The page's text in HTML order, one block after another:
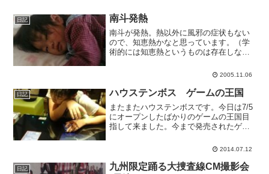
日記 南斗発熱
南斗が発熱。熱以外に風邪の症状もない
ので、知恵熱かなと思っています。（学
術的には知恵熱というものは存在しない
います。こんな日にはだいたい妻が南斗
なのですが、南斗は昨日か...
2005.11.06
日記 ハウステンボス ゲームの王国
またまたハウステンボスです。今日は7/5
にオープンしたばかりのゲームの王国目
指して来ました。今まで発売されたゲー
ドゲームが無料でプレイ出来たり、おっ
す。ハングオンとアフ...
2014.07.12
日記
九州限定踊る大捜査線CM撮影会